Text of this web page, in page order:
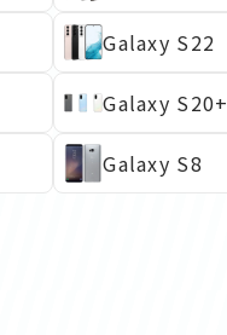
Galaxy S22
Galaxy S20+
Galaxy S8